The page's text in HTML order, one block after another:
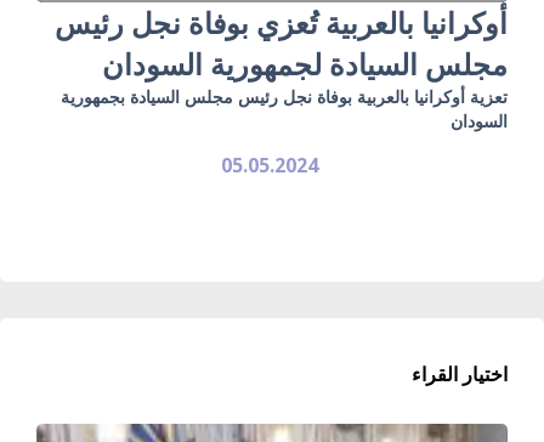
أوكرانيا بالعربية تُعزي بوفاة نجل رئيس
مجلس السيادة لجمهورية السودان
تعزية أوكرانيا بالعربية بوفاة نجل رئيس مجلس السيادة بجمهورية
السودان
05.05.2024
اختيار القراء